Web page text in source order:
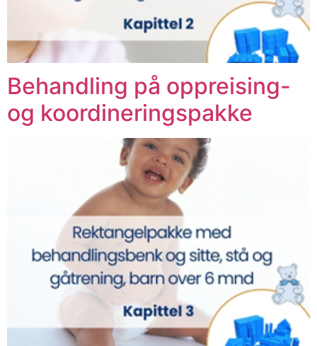
Behandling på oppreising-
og koordineringspakke